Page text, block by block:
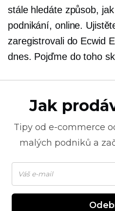
stále hledáte způsob,
podnikání, online.
zaregistrovali do Ecwid
dnes. Pojďme do toho
Jak
Tipy od e-commerce
malých podniků a